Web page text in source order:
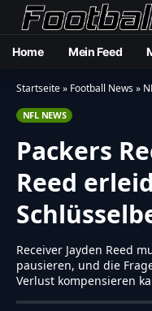
Home Mein Feed
Startseite» Football News»
NFL NEWS
Packers
Reed
Receiver Jayden Reed
pausieren, und die
Verlust kompensieren